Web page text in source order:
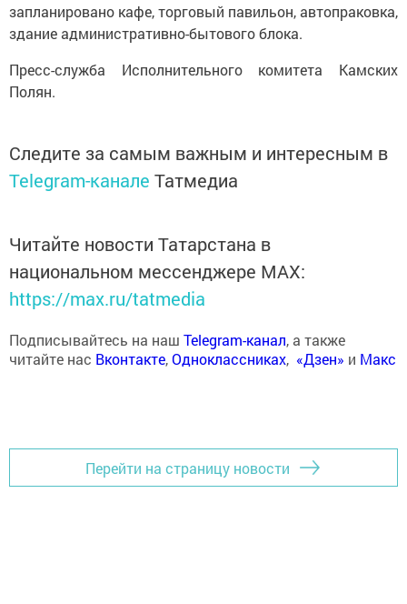
запланировано кафе, торговый павильон, автопраковка,
здание административно-бытового блока.
Пресс-служба Исполнительного комитета Камских
Полян.
Следите за самым важным и интересным в
Telegram-канале Татмедиа
Читайте новости Татарстана в
национальном мессенджере MАХ:
https://max.ru/tatmedia
Подписывайтесь на наш Telegram-канал, а также
читайте нас Вконтакте,Одноклассниках, «Дзен» и Макс
Перейти на страницу новости